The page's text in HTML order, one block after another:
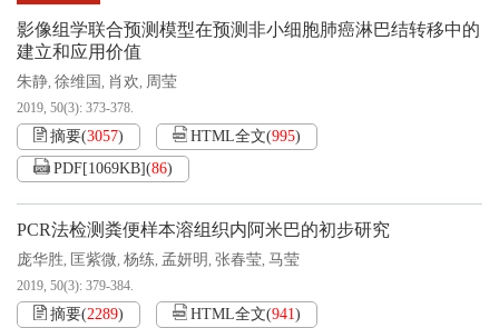
影像组学联合预测模型在预测非小细胞肺癌淋巴结转移中的
建立和应用价值
朱静, 徐维国 , 肖欢, 周莹
2019, 50(3): 373-378.
摘要(3057) HTML全文(995)
PDF[1069KB](86)
PCR法检测粪便样本溶组织内阿米巴的初步研究
庞华胜, 匡紫微, 杨练, 孟妍明, 张春莹, 马莹
2019, 50(3): 379-384.
摘要(2289) HTML全文(941)